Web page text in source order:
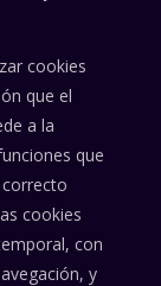
cookies
que el
a la
que
cookies
con
y